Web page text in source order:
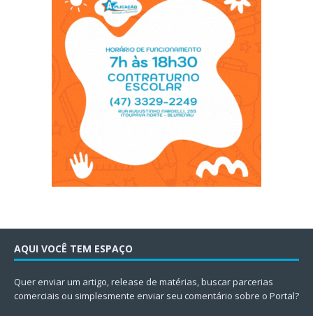
AQUI VOCÊ TEM ESPAÇO
Quer enviar um artigo, release de matérias, buscar parcerias
comerciais ou simplesmente enviar seu comentário sobre o Portal?